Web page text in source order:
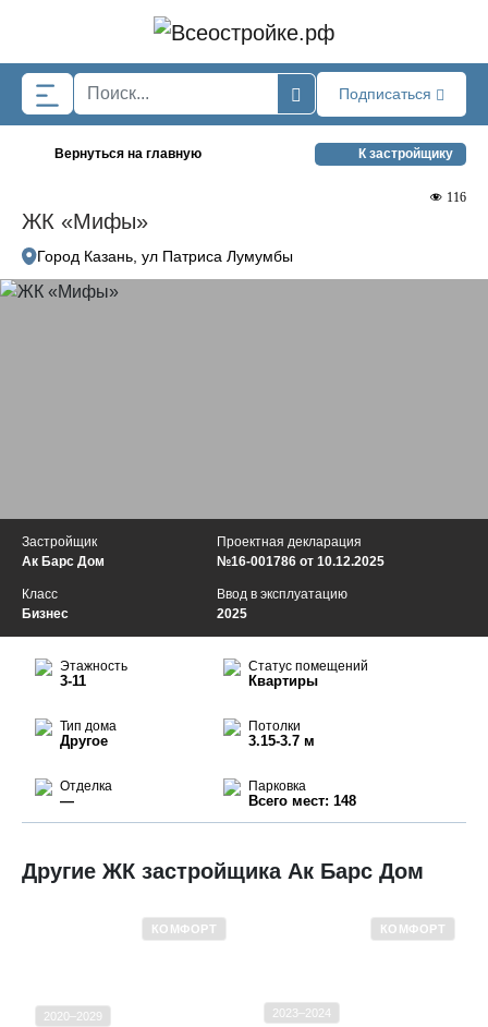
Подписаться
Вернуться на главную К застройщику
ЖК «Мифы»
116
Город Казань, ул Патриса Лумумбы
Застройщик
Ак Барс Дом
Проектная декларация
№16-001786 от 10.12.2025
Ввод в эксплуатацию
2025
Класс
Бизнес
Этажность
3-11
Статус помещений
Квартиры
Тип дома
Другое
Потолки
3.15-3.7 м
Отделка
—
Парковка
Всего мест: 148
Другие ЖК застройщика Ак Барс Дом
КОМФОРТ
2020–2029
КОМФОРТ
2023–2024